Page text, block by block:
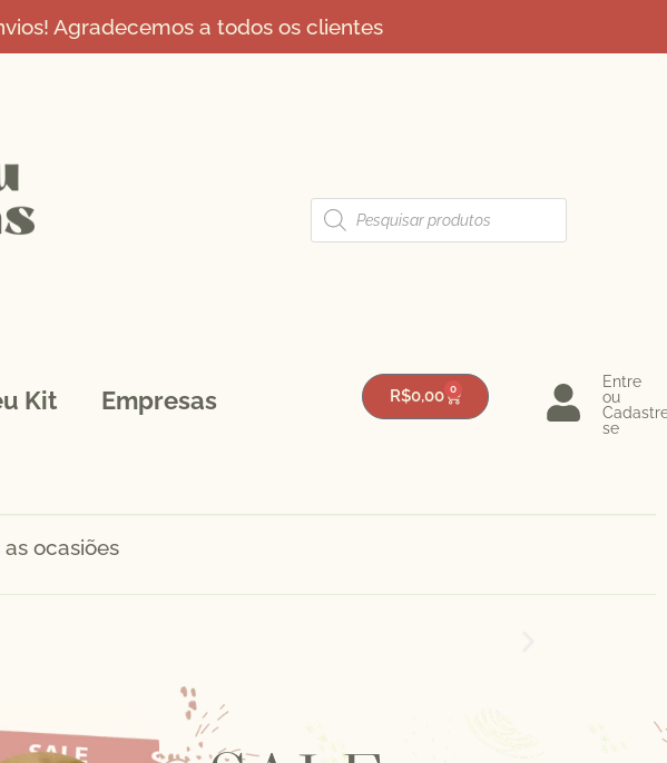
Agradecemos a todos os clientes
Kit
Empresas
R$0,00 0
Entre
ou
se
ocasiões